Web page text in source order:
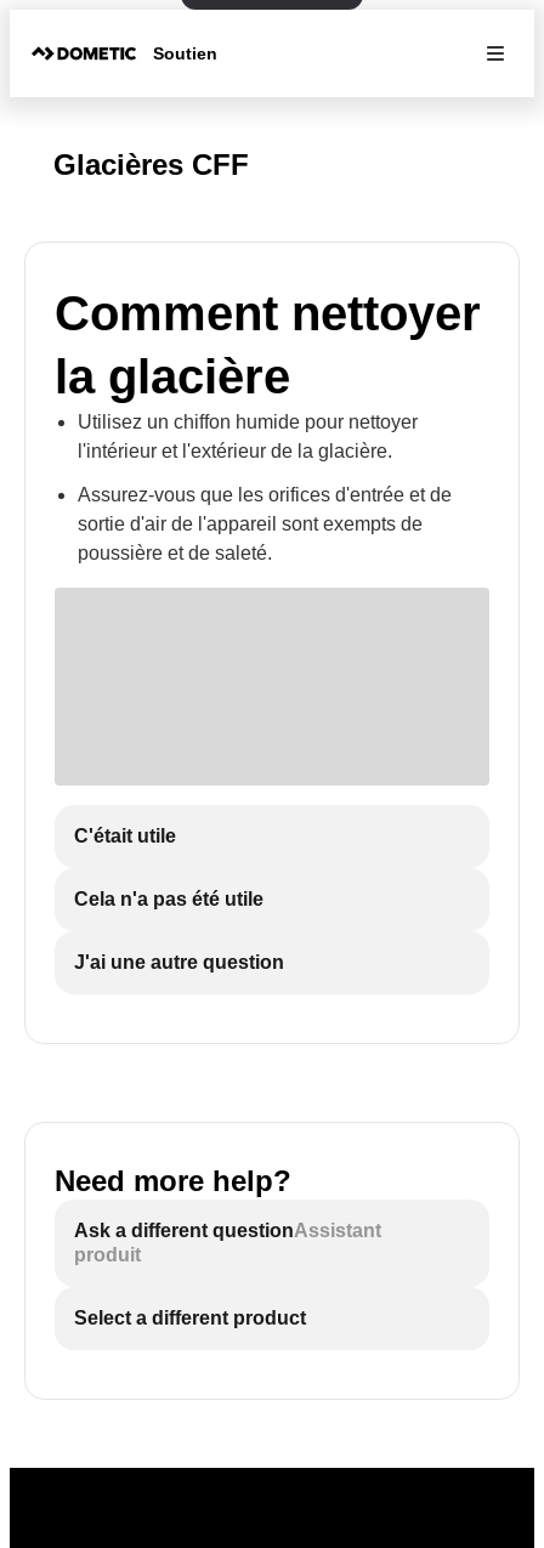
Soutien
Glacières CFF
Comment nettoyer
la glacière
Utilisez un chiffon humide pour nettoyer
l'intérieur et l'extérieur de la glacière.
Assurez-vous que les orifices d'entrée et de
sortie d'air de l'appareil sont exempts de
poussière et de saleté.
C'était utile
Cela n'a pas été utile
J'ai une autre question
Need more help?
Ask a different questionAssistant
produit
Select a different product